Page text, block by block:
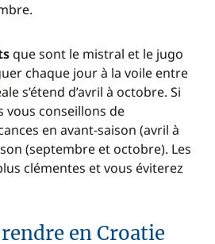
que sont le mistral et le jugo
chaque jour à la voile entre
s’étend d’avril à octobre. Si
vous conseillons de
en avant-saison (avril à
(septembre et octobre). Les
clémentes et vous éviterez
en Croatie